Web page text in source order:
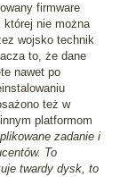
firmware
nie można
wojsko technik
to, że dane
nawet po
też w
platformom
zadanie i
To
twardy dysk, to